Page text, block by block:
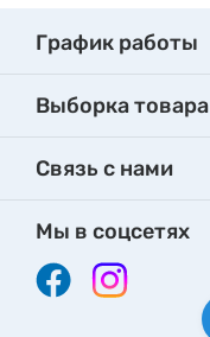
График работы
Выборка товара
Связь с нами
Мы в соцсетях